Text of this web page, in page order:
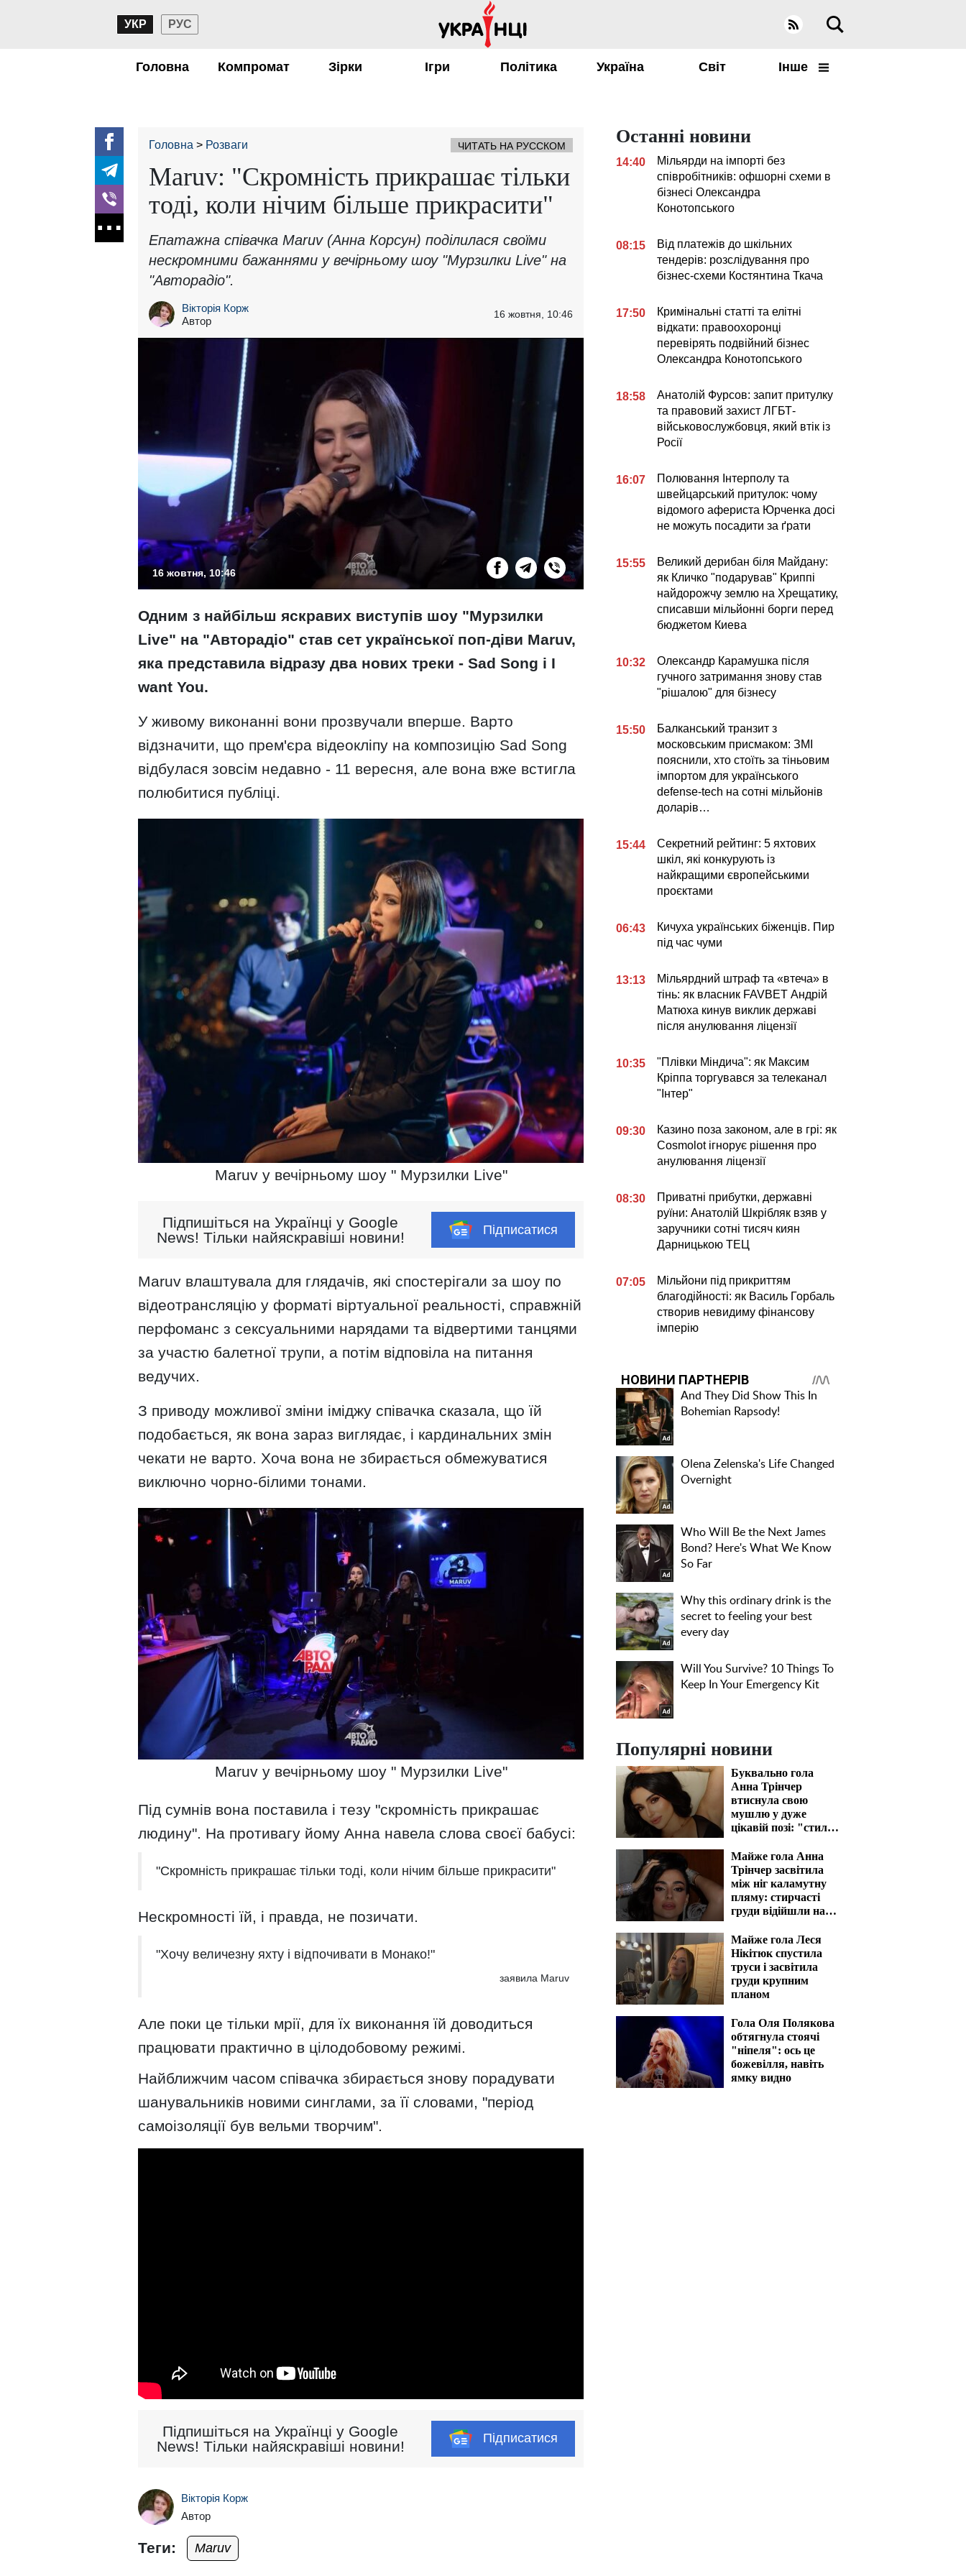
УКР РУС
Головна Компромат Зірки Ігри Політика Україна Світ Інше
Головна Розваги ЧИТАТЬ НА РУССКОМ
Maruv: "Скромність прикрашає тільки
тоді, коли нічим більше прикрасити"
Епатажна співачка Maruv (Анна Корсун) поділилася своїми
нескромними бажаннями у вечірньому шоу "Мурзилки Live" на
"Авторадіо".
Вікторія Корж
Автор
16 жовтня, 10:46
16 жовтня, 10:46
Одним з найбільш яскравих виступів шоу "Мурзилки
Live" на "Авторадіо" став сет української поп-діви Maruv,
яка представила відразу два нових треки - Sad Song і I
want You.
У живому виконанні вони прозвучали вперше. Варто
відзначити, що прем'єра відеокліпу на композицію Sad Song
відбулася зовсім недавно - 11 вересня, але вона вже встигла
полюбитися публіці.
Maruv у вечірньому шоу " Мурзилки Live"
Підпишіться на Українці у Google
News! Тільки найяскравіші новини!
Підписатися
Maruv влаштувала для глядачів, які спостерігали за шоу по
відеотрансляцію у форматі віртуальної реальності, справжній
перфоманс з сексуальними нарядами та відвертими танцями
за участю балетної трупи, а потім відповіла на питання
ведучих.
З приводу можливої зміни іміджу співачка сказала, що їй
подобається, як вона зараз виглядає, і кардинальних змін
чекати не варто. Хоча вона не збирається обмежуватися
виключно чорно-білими тонами.
Maruv у вечірньому шоу " Мурзилки Live"
Під сумнів вона поставила і тезу "скромність прикрашає
людину". На противагу йому Анна навела слова своєї бабусі:
"Скромність прикрашає тільки тоді, коли нічим більше прикрасити"
Нескромності їй, і правда, не позичати.
"Хочу величезну яхту і відпочивати в Монако!"
заявила Maruv
Але поки це тільки мрії, для їх виконання їй доводиться
працювати практично в цілодобовому режимі.
Найближчим часом співачка збирається знову порадувати
шанувальників новими синглами, за її словами, "період
самоізоляції був вельми творчим".
Підпишіться на Українці у Google
News! Тільки найяскравіші новини!
Підписатися
Вікторія Корж
Автор
Теги: Maruv
Останні новини
14:40
Мільярди на імпорті без
співробітників: офшорні схеми в
бізнесі Олександра
Конотопського
08:15
Від платежів до шкільних
тендерів: розслідування про
бізнес-схеми Костянтина Ткача
17:50
Кримінальні статті та елітні
відкати: правоохоронці
перевірять подвійний бізнес
Олександра Конотопського
18:58
Анатолій Фурсов: запит притулку
та правовий захист ЛГБТ-
військовослужбовця, який втік із
Росії
16:07
Полювання Інтерполу та
швейцарський притулок: чому
відомого афериста Юрченка досі
не можуть посадити за ґрати
15:55
Великий дерибан біля Майдану:
як Кличко "подарував" Криппі
найдорожчу землю на Хрещатику,
списавши мільйонні борги перед
бюджетом Киева
10:32
Олександр Карамушка після
гучного затримання знову став
"рішалою" для бізнесу
15:50
Балканський транзит з
московським присмаком: ЗМІ
пояснили, хто стоїть за тіньовим
імпортом для українського
defense-tech на сотні мільйонів
доларів…
15:44
Секретний рейтинг: 5 яхтових
шкіл, які конкурують із
найкращими європейськими
проєктами
06:43
Кичуха українських біженців. Пир
під час чуми
13:13
Мільярдний штраф та «втеча» в
тінь: як власник FAVBET Андрій
Матюха кинув виклик державі
після анулювання ліцензії
10:35
"Плівки Міндича": як Максим
Кріппа торгувався за телеканал
"Інтер"
09:30
Казино поза законом, але в грі: як
Cosmolot ігнорує рішення про
анулювання ліцензії
08:30
Приватні прибутки, державні
руїни: Анатолій Шкрібляк взяв у
заручники сотні тисяч киян
Дарницькою ТЕЦ
07:05
Мільйони під прикриттям
благодійності: як Василь Горбаль
створив невидиму фінансову
імперію
Популярні новини
Буквально гола
Анна Трінчер
втиснула свою
мушлю у дуже
цікавій позі: "стиль
Майже гола Анна
Трінчер засвітила
між ніг каламутну
пляму: стирчасті
груди відійшли на
Майже гола Леся
Нікітюк спустила
труси і засвітила
груди крупним
планом
Гола Оля Полякова
обтягнула стоячі
"ніпеля": ось це
божевілля, навіть
ямку видно